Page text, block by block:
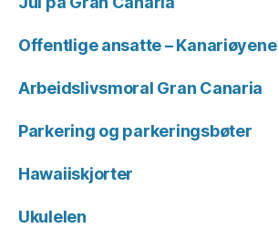
Offentlige ansatte – Kanariøyene
Arbeidslivsmoral Gran Canaria
Parkering og parkeringsbøter
Hawaiiskjorter
Ukulelen